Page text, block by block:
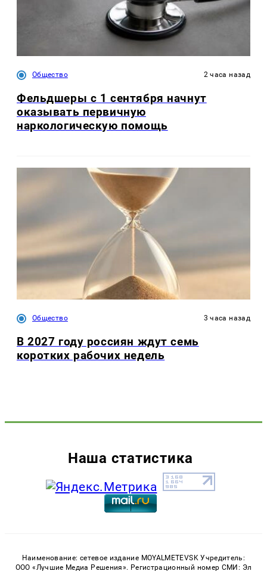
Общество 2 часа назад
Фельдшеры с 1 сентября начнут
оказывать первичную
наркологическую помощь
Общество 3 часа назад
В 2027 году россиян ждут семь
коротких рабочих недель
Наша статистика
Наименование: сетевое издание MOYALMETEVSK Учредитель:
ООО «Лучшие Медиа Решения». Регистрационный номер СМИ: Эл